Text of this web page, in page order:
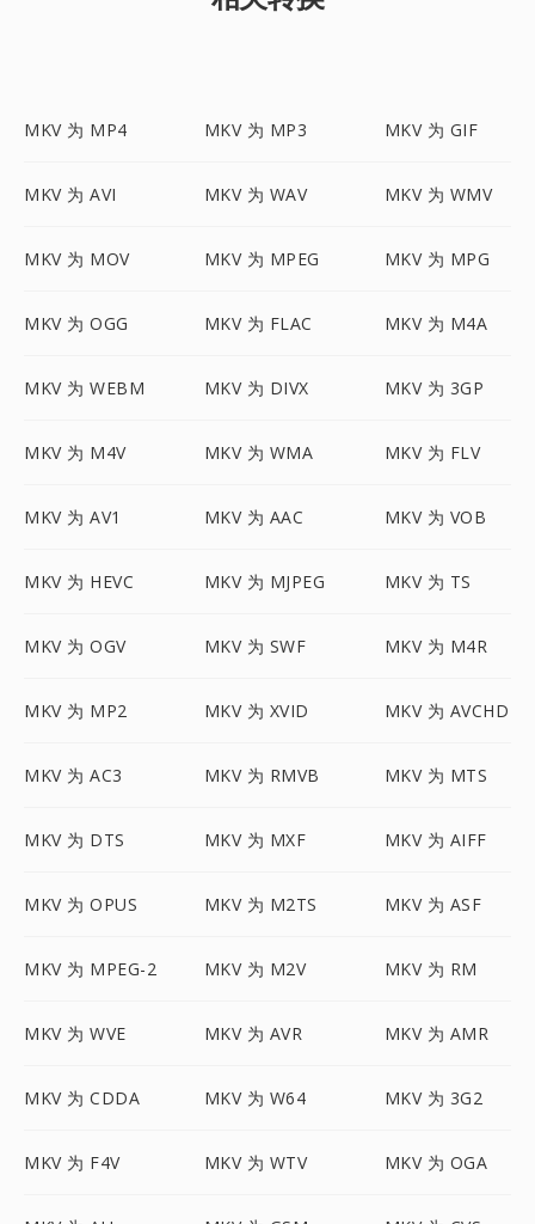
MKV 为 MP4 MKV 为 MP3 MKV 为 GIF
MKV 为 AVI MKV 为 WAV MKV 为 WMV
MKV 为 MOV MKV 为 MPEG MKV 为 MPG
MKV 为 OGG MKV 为 FLAC MKV 为 M4A
MKV 为 WEBM MKV 为 DIVX MKV 为 3GP
MKV 为 M4V MKV 为 WMA MKV 为 FLV
MKV 为 AV1 MKV 为 AAC MKV 为 VOB
MKV 为 HEVC MKV 为 MJPEG MKV 为 TS
MKV 为 OGV MKV 为 SWF MKV 为 M4R
MKV 为 MP2 MKV 为 XVID MKV 为 AVCHD
MKV 为 AC3 MKV 为 RMVB MKV 为 MTS
MKV 为 DTS MKV 为 MXF MKV 为 AIFF
MKV 为 OPUS MKV 为 M2TS MKV 为 ASF
MKV 为 MPEG-2 MKV 为 M2V MKV 为 RM
MKV 为 WVE MKV 为 AVR MKV 为 AMR
MKV 为 CDDA MKV 为 W64 MKV 为 3G2
MKV 为 F4V MKV 为 WTV MKV 为 OGA